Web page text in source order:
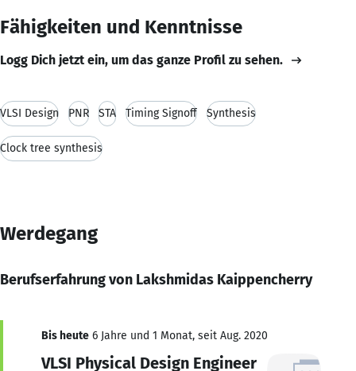
Fähigkeiten und Kenntnisse
Logg Dich jetzt ein, um das ganze Profil zu sehen.
VLSI Design PNR STA Timing Signoff Synthesis
Clock tree synthesis
Werdegang
Berufserfahrung von Lakshmidas Kaippencherry
Bis heute 6 Jahre und 1 Monat, seit Aug. 2020
VLSI Physical Design Engineer